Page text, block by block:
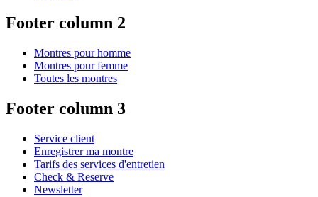
Footer column 2
Montres pour homme
Montres pour femme
Toutes les montres
Footer column 3
Service client
Enregistrer ma montre
Tarifs des services d'entretien
Check & Reserve
Newsletter